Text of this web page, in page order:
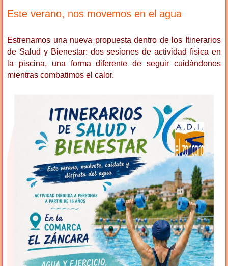
Este verano, nos movemos en el agua
Estrenamos una nueva propuesta dentro de los Itinerarios
de Salud y Bienestar: dos sesiones de actividad física en
la piscina, una forma diferente de seguir cuidándonos
mientras combatimos el calor.